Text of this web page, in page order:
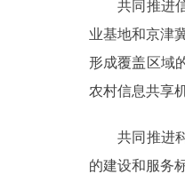
共同推进信
业基地和京津
形成覆盖区域
农村信息共享
共同推进科
的建设和服务